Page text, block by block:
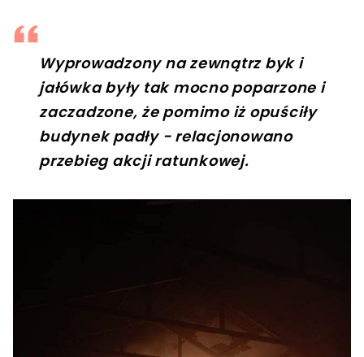
Wyprowadzony na zewnątrz byk i
jałówka były tak mocno poparzone i
zaczadzone, że pomimo iż opuściły
budynek padły - relacjonowano
przebieg akcji ratunkowej.